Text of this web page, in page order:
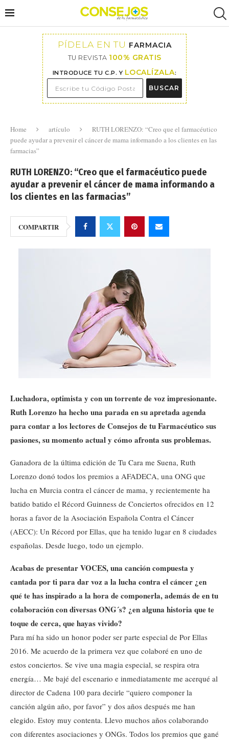
PÍDELA EN TU FARMACIA
TU REVISTA 100% GRATIS
INTRODUCE TU C.P. Y LOCALÍZALA:
BUSCAR
Home artículo
RUTH LORENZO: “Creo que el farmacéutico
puede ayudar a prevenir el cáncer de mama informando a los clientes en las
farmacias”
RUTH LORENZO: “Creo que el farmacéutico puede
ayudar a prevenir el cáncer de mama informando a
los clientes en las farmacias”
COMPARTIR
Luchadora, optimista y con un torrente de voz impresionante.
Ruth Lorenzo ha hecho una parada en su apretada agenda
para contar a los lectores de Consejos de tu Farmacéutico sus
pasiones, su momento actual y cómo afronta sus problemas.
Ganadora de la última edición de Tu Cara me Suena, Ruth
Lorenzo donó todos los premios a AFADECA, una ONG que
lucha en Murcia contra el cáncer de mama, y recientemente ha
batido batido el Récord Guinness de Conciertos ofrecidos en 12
horas a favor de la Asociación Española Contra el Cáncer
(AECC): Un Récord por Ellas, que ha tenido lugar en 8 ciudades
españolas. Desde luego, todo un ejemplo.
Acabas de presentar VOCES, una canción compuesta y
cantada por ti para dar voz a la lucha contra el cáncer ¿en
qué te has inspirado a la hora de componerla, además de en tu
colaboración con diversas ONG´s? ¿en alguna historia que te
toque de cerca, que hayas vivido?
Para mí ha sido un honor poder ser parte especial de Por Ellas
2016. Me acuerdo de la primera vez que colaboré en uno de
estos conciertos. Se vive una magia especial, se respira otra
energía… Me bajé del escenario e inmediatamente me acerqué al
director de Cadena 100 para decirle “quiero componer la
canción algún año, por favor” y dos años después me han
elegido. Estoy muy contenta. Llevo muchos años colaborando
con diferentes asociaciones y ONGs. Todos los premios que gané